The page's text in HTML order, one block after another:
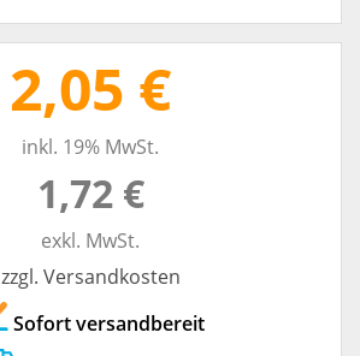
2,05 €
inkl. 19% MwSt.
1,72 €
exkl. MwSt.
zzgl. Versandkosten
Sofort versandbereit